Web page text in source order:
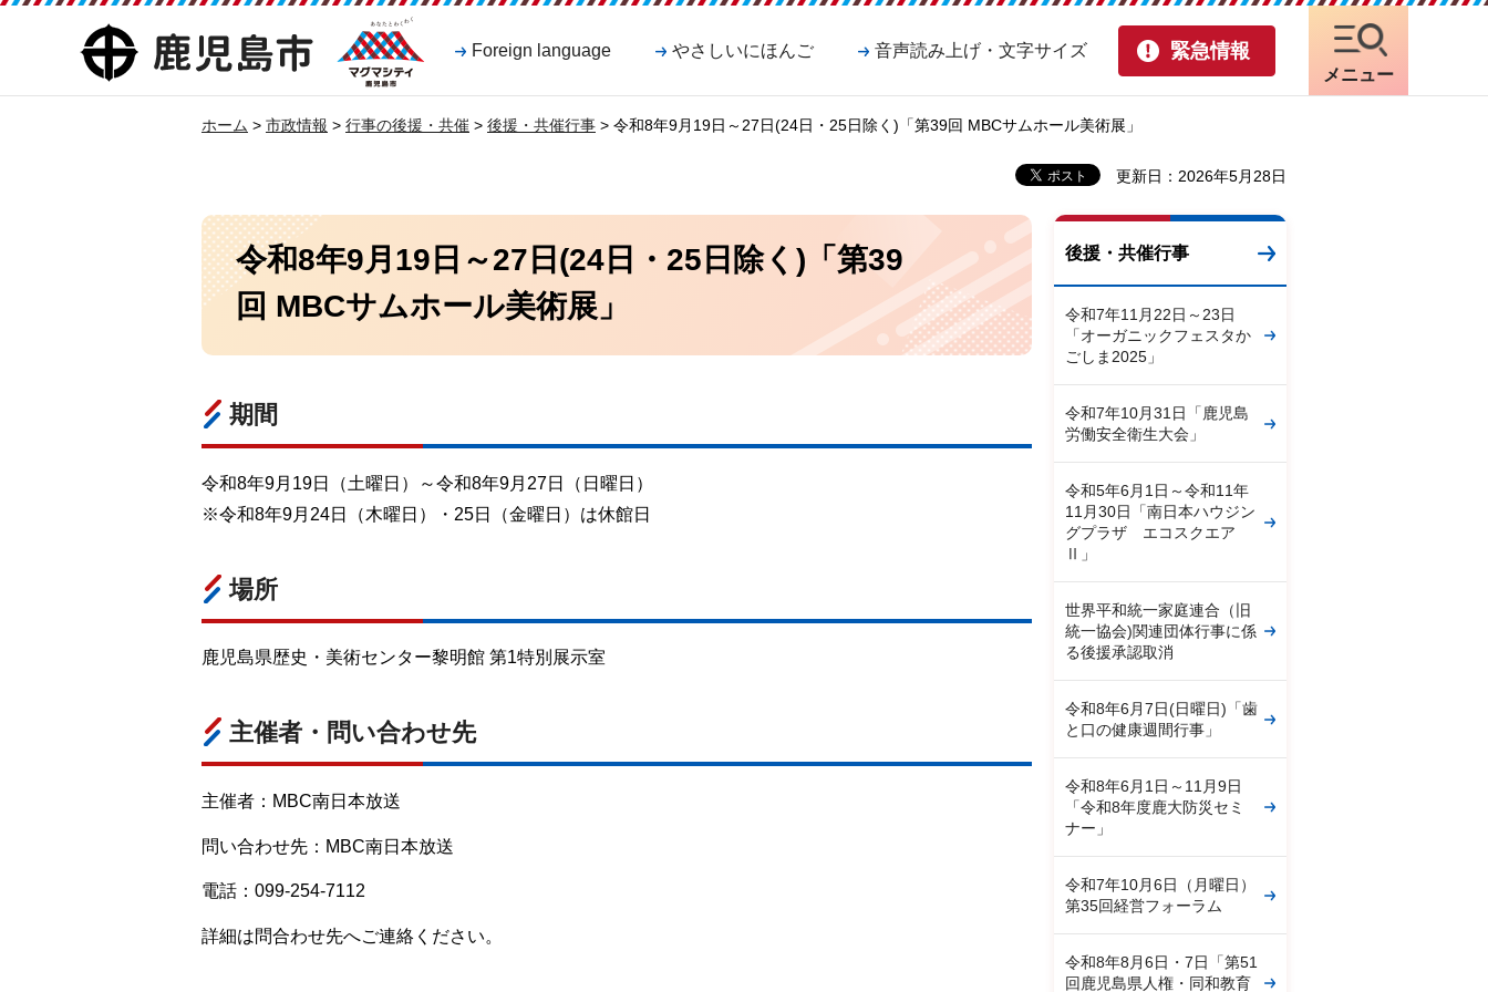
鹿児島市
マグマシティ
鹿児島市
Foreign language やさしいにほんご 音声読み上げ・文字サイズ 緊急情報
メニュー
ホーム > 市政情報 > 行事の後援・共催 > 後援・共催行事 > 令和8年9月19日～27日(24日・25日除く)「第39回 MBCサムホール美術展」
更新日：2026年5月28日
令和8年9月19日～27日(24日・25日除く)「第39
回 MBCサムホール美術展」
期間
令和8年9月19日（土曜日）～令和8年9月27日（日曜日）
※令和8年9月24日（木曜日）・25日（金曜日）は休館日
場所
鹿児島県歴史・美術センター黎明館 第1特別展示室
主催者・問い合わせ先
主催者：MBC南日本放送
問い合わせ先：MBC南日本放送
電話：099-254-7112
詳細は問合わせ先へご連絡ください。
後援・共催行事
令和7年11月22日～23日
「オーガニックフェスタか
ごしま2025」
令和7年10月31日「鹿児島
労働安全衛生大会」
令和5年6月1日～令和11年
11月30日「南日本ハウジン
グプラザ エコスクエア
Ⅱ」
世界平和統一家庭連合（旧
統一協会)関連団体行事に係
る後援承認取消
令和8年6月7日(日曜日)「歯
と口の健康週間行事」
令和8年6月1日～11月9日
「令和8年度鹿大防災セミ
ナー」
令和7年10月6日（月曜日）
第35回経営フォーラム
令和8年8月6日・7日「第51
回鹿児島県人権・同和教育